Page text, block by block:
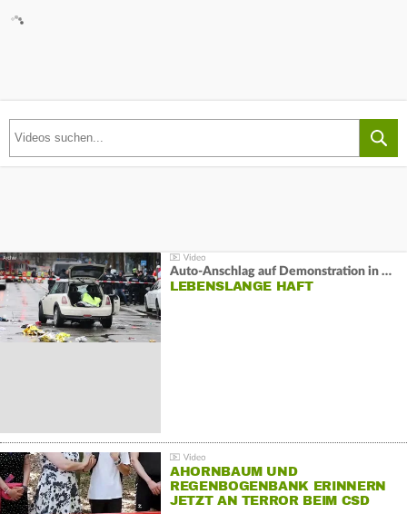
Auto-Anschlag auf Demonstration in München:
LEBENSLANGE HAFT
AHORNBAUM UND
REGENBOGENBANK ERINNERN
JETZT AN TERROR BEIM CSD